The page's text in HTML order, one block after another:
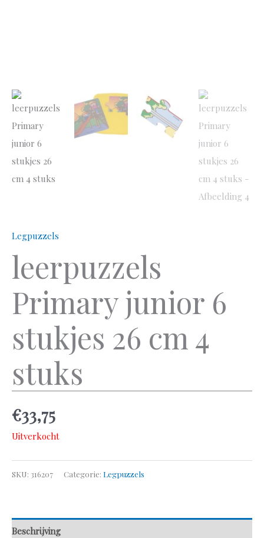
Legpuzzels
leerpuzzels
Primary junior 6
stukjes 26 cm 4
stuks
€33,75
Uitverkocht
SKU: 316207 Categorie: Legpuzzels
Beschrijving